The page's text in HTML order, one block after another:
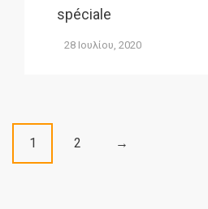
spéciale
28 Ιουλίου, 2020
P1 2 →